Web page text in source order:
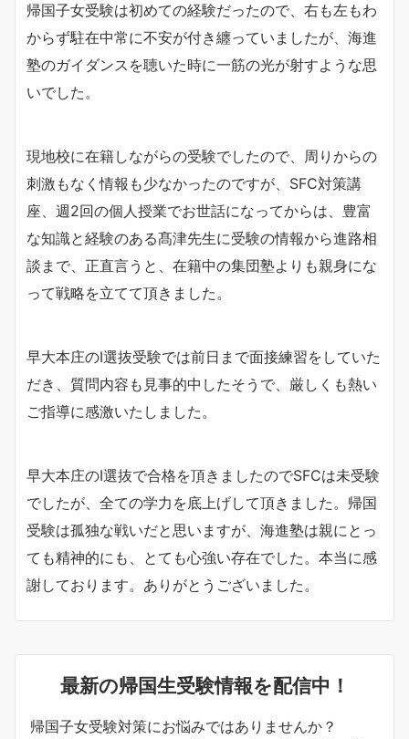
帰国子女受験は初めての経験だったので、右も左もわ
からず駐在中常に不安が付き纏っていましたが、海進
塾のガイダンスを聴いた時に一筋の光が射すような思
いでした。
現地校に在籍しながらの受験でしたので、周りからの
刺激もなく情報も少なかったのですが、SFC対策講
座、週2回の個人授業でお世話になってからは、豊富
な知識と経験のある髙津先生に受験の情報から進路相
談まで、正直言うと、在籍中の集団塾よりも親身にな
って戦略を立てて頂きました。
早大本庄のI選抜受験では前日まで面接練習をしていた
だき、質問内容も見事的中したそうで、厳しくも熱い
ご指導に感激いたしました。
早大本庄のI選抜で合格を頂きましたのでSFCは未受験
でしたが、全ての学力を底上げして頂きました。帰国
受験は孤独な戦いだと思いますが、海進塾は親にとっ
ても精神的にも、とても心強い存在でした。本当に感
謝しております。ありがとうございました。
最新の帰国生受験情報を配信中！
帰国子女受験対策にお悩みではありませんか？